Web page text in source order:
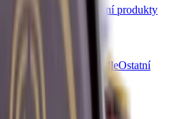
Ostatní produkty
Sladké mandleOstatní